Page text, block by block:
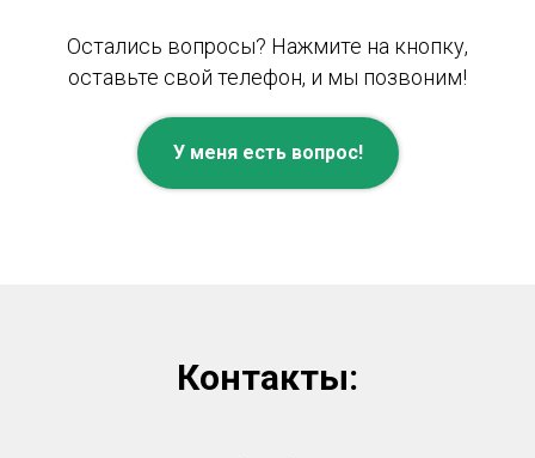
Остались вопросы? Нажмите на кнопку,
оставьте свой телефон, и мы позвоним!
У меня есть вопрос!
Контакты: